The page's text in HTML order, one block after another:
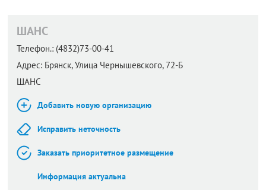
ШАНС
Телефон.: (4832)73-00-41
Адрес: Брянск,Улица Чернышевского, 72-Б
ШАНС
Добавить новую организацию
Исправить неточность
Заказать приоритетное размещение
Информация актуальна